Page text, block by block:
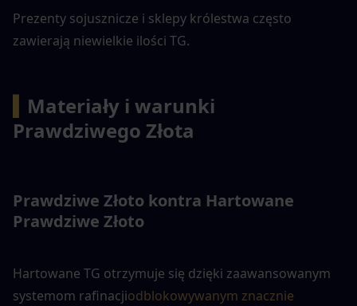
Prezenty sojusznicze i sklepy królestwa często
zawierają niewielkie ilości TG.
Materiały i warunki
Prawdziwego Złota
Prawdziwe Złoto kontra Hartowane
Prawdziwe Złoto
Hartowane TG otrzymuje się dzięki zaawansowanym
systemom rafinacjiodblokowywanym znacznie